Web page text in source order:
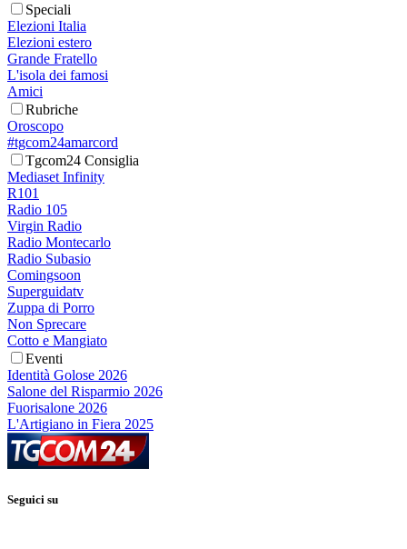
Speciali
Elezioni Italia
Elezioni estero
Grande Fratello
L'isola dei famosi
Amici
Rubriche
Oroscopo
#tgcom24amarcord
Tgcom24 Consiglia
Mediaset Infinity
R101
Radio 105
Virgin Radio
Radio Montecarlo
Radio Subasio
Comingsoon
Superguidatv
Zuppa di Porro
Non Sprecare
Cotto e Mangiato
Eventi
Identità Golose 2026
Salone del Risparmio 2026
Fuorisalone 2026
L'Artigiano in Fiera 2025
Seguici su